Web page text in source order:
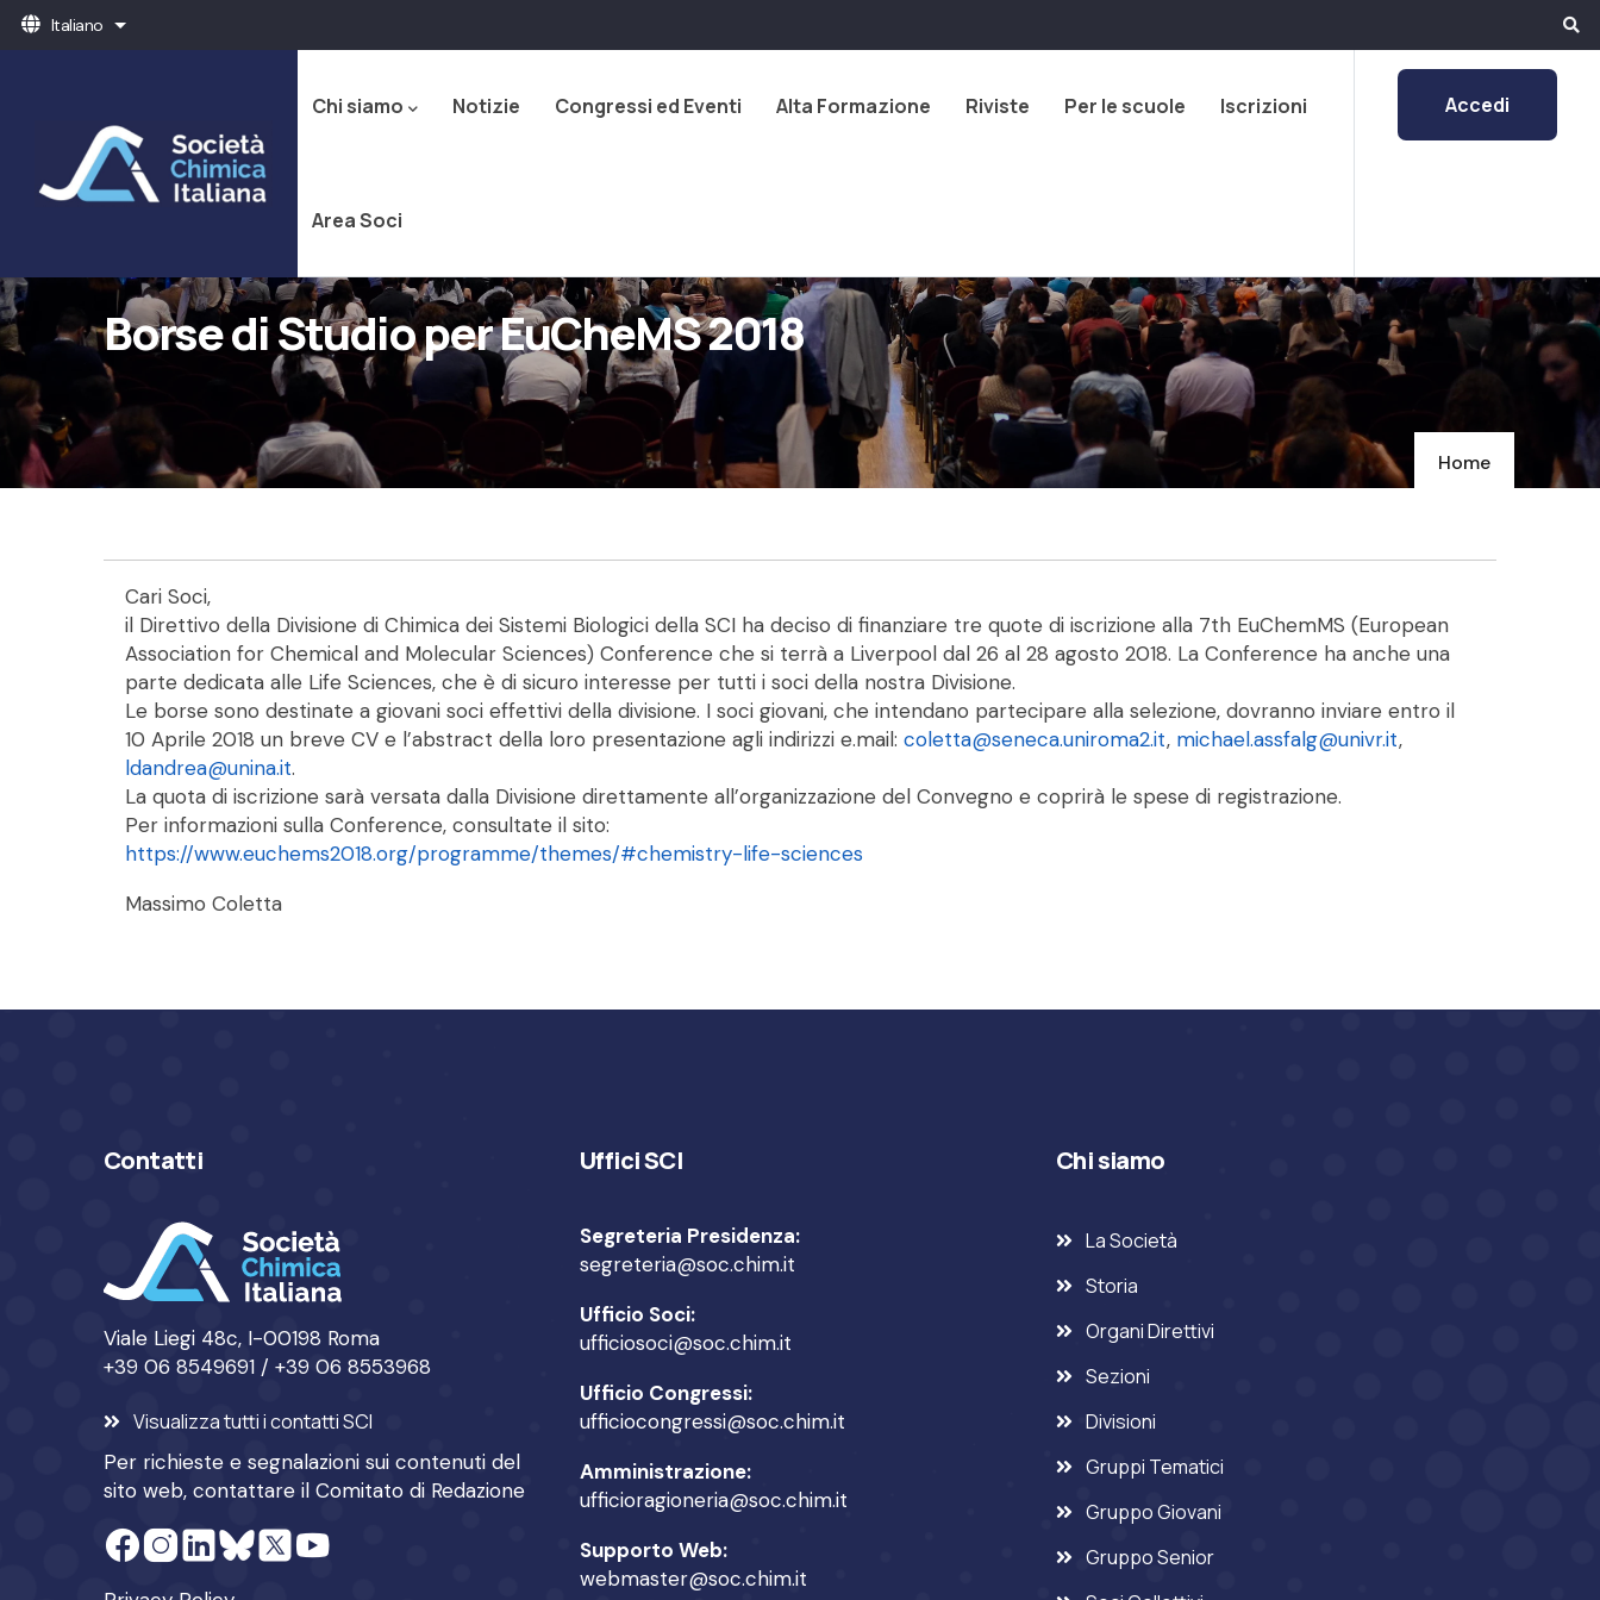
Salta Italiano Mostra ulteriori azioni
principale
Chi siamo Notizie Congressi ed Eventi Alta Formazione Riviste Per le scuole Iscrizioni
Area Soci
Accedi
Borse di Studio per EuCheMS 2018
Home
Cari Soci,
il Direttivo della Divisione di Chimica dei Sistemi Biologici della SCI ha deciso di finanziare tre quote di iscrizione alla 7th EuChemMS (European
Association for Chemical and Molecular Sciences) Conference che si terrà a Liverpool dal 26 al 28 agosto 2018. La Conference ha anche una
parte dedicata alle Life Sciences, che è di sicuro interesse per tutti i soci della nostra Divisione.
Le borse sono destinate a giovani soci effettivi della divisione. I soci giovani, che intendano partecipare alla selezione, dovranno inviare entro il
10 Aprile 2018 un breve CV e l’abstract della loro presentazione agli indirizzi e.mail: coletta@seneca.uniroma2.it, michael.assfalg@univr.it,
ldandrea@unina.it.
La quota di iscrizione sarà versata dalla Divisione direttamente all’organizzazione del Convegno e coprirà le spese di registrazione.
Per informazioni sulla Conference, consultate il sito:
https://www.euchems2018.org/programme/themes/#chemistry-life-sciences
Massimo Coletta
Contatti
Viale Liegi 48c, I-00198 Roma
+39 06 8549691 / +39 06 8553968
Visualizza tutti i contatti SCI
Per richieste e segnalazioni sui contenuti del
sito web, contattare il Comitato di Redazione
Uffici SCI
Segreteria Presidenza:
segreteria@soc.chim.it
Ufficio Soci:
ufficiosoci@soc.chim.it
Ufficio Congressi:
ufficiocongressi@soc.chim.it
Amministrazione:
ufficioragioneria@soc.chim.it
Supporto Web:
webmaster@soc.chim.it
Chi siamo
La Società
Storia
Organi Direttivi
Sezioni
Divisioni
Gruppi Tematici
Gruppo Giovani
Gruppo Senior